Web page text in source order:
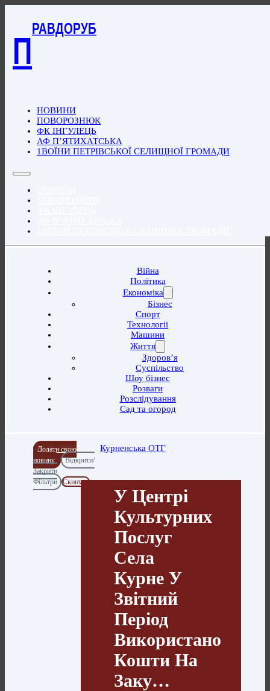
П
РАВДОРУБ
НОВИНИ
ПОВОРОЗНЮК
ФК ІНГУЛЕЦЬ
АФ П’ЯТИХАТСЬКА
1ВОЇНИ ПЕТРІВСЬКОЇ СЕЛИЩНОЇ ГРОМАДИ
Війна
Політика
Економіка
Бізнес
Спорт
Технології
Машини
Життя
Здоров’я
Суспільство
Шоу бізнес
Розваги
Розслідування
Сад та огород
Додати свою
новину
Відкрити/
Закрити
Фільтри
Скинути
Курненська ОТГ
У Центрі
Культурних
Послуг
Села
Курне У
Звітний
Період
Використано
Кошти На
Заку…